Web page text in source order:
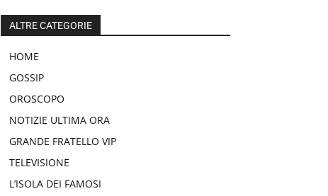
ALTRE CATEGORIE
HOME
GOSSIP
OROSCOPO
NOTIZIE ULTIMA ORA
GRANDE FRATELLO VIP
TELEVISIONE
L’ISOLA DEI FAMOSI